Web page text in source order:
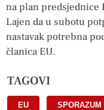
na plan predsjednice
Lajen da u subotu
nastavak potrebna
članica EU.
TAGOVI
EU SPORAZUM